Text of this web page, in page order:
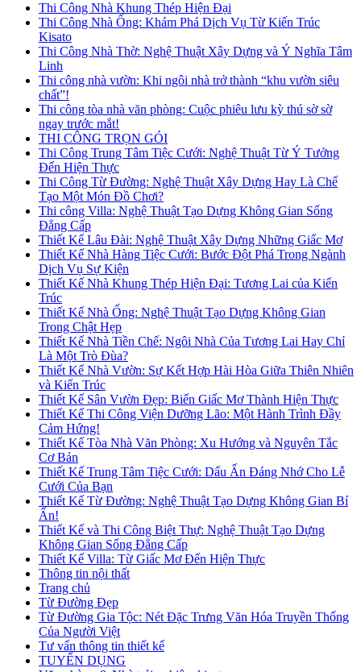
Thi Công Nhà Khung Thép Hiện Đại
Thi Công Nhà Ống: Khám Phá Dịch Vụ Từ Kiến Trúc
Kisato
Thi Công Nhà Thờ: Nghệ Thuật Xây Dựng và Ý Nghĩa Tâm
Linh
Thi công nhà vườn: Khi ngôi nhà trở thành “khu vườn siêu
chất”!
Thi công tòa nhà văn phòng: Cuộc phiêu lưu kỳ thú sờ sờ
ngay trước mắt!
THI CÔNG TRỌN GÓI
Thi Công Trung Tâm Tiệc Cưới: Nghệ Thuật Từ Ý Tưởng
Đến Hiện Thực
Thi Công Từ Đường: Nghệ Thuật Xây Dựng Hay Là Chế
Tạo Một Món Đồ Chơi?
Thi công Villa: Nghệ Thuật Tạo Dựng Không Gian Sống
Đẳng Cấp
Thiết Kế Lâu Đài: Nghệ Thuật Xây Dựng Những Giấc Mơ
Thiết Kế Nhà Hàng Tiệc Cưới: Bước Đột Phá Trong Ngành
Dịch Vụ Sự Kiện
Thiết Kế Nhà Khung Thép Hiện Đại: Tương Lai của Kiến
Trúc
Thiết Kế Nhà Ống: Nghệ Thuật Tạo Dựng Không Gian
Trong Chật Hẹp
Thiết Kế Nhà Tiền Chế: Ngôi Nhà Của Tương Lai Hay Chỉ
Là Một Trò Đùa?
Thiết Kế Nhà Vườn: Sự Kết Hợp Hài Hòa Giữa Thiên Nhiên
và Kiến Trúc
Thiết Kế Sân Vườn Đẹp: Biến Giấc Mơ Thành Hiện Thực
Thiết Kế Thi Công Viện Dưỡng Lão: Một Hành Trình Đầy
Cảm Hứng!
Thiết Kế Tòa Nhà Văn Phòng: Xu Hướng và Nguyên Tắc
Cơ Bản
Thiết Kế Trung Tâm Tiệc Cưới: Dấu Ấn Đáng Nhớ Cho Lễ
Cưới Của Bạn
Thiết Kế Từ Đường: Nghệ Thuật Tạo Dựng Không Gian Bí
Ẩn!
Thiết Kế và Thi Công Biệt Thự: Nghệ Thuật Tạo Dựng
Không Gian Sống Đẳng Cấp
Thiết Kế Villa: Từ Giấc Mơ Đến Hiện Thực
Thông tin nội thất
Trang chủ
Từ Đường Đẹp
Từ Đường Gia Tộc: Nét Đặc Trưng Văn Hóa Truyền Thống
Của Người Việt
Tư vấn thông tin thiết kế
TUYỂN DỤNG